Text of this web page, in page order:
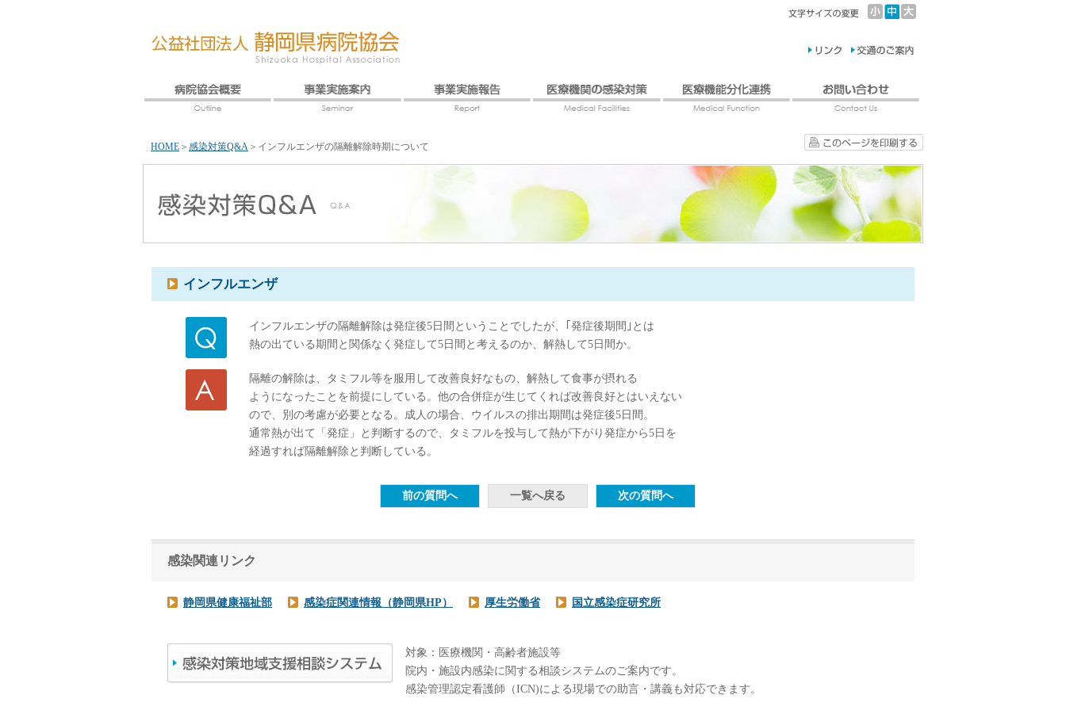
HOME ＞ 感染対策Q&A ＞ インフルエンザの隔離解除時期について
インフルエンザ
インフルエンザの隔離解除は発症後5日間ということでしたが、｢発症後期間｣とは
熱の出ている期間と関係なく発症して5日間と考えるのか、解熱して5日間か。
隔離の解除は、タミフル等を服用して改善良好なもの、解熱して食事が摂れる
ようになったことを前提にしている。他の合併症が生じてくれば改善良好とはいえない
ので、別の考慮が必要となる。成人の場合、ウイルスの排出期間は発症後5日間。
通常熱が出て「発症」と判断するので、タミフルを投与して熱が下がり発症から5日を
経過すれば隔離解除と判断している。
感染関連リンク
静岡県健康福祉部 感染症関連情報（静岡県HP） 厚生労働省 国立感染症研究所
対象：医療機関・高齢者施設等
院内・施設内感染に関する相談システムのご案内です。
感染管理認定看護師（ICN)による現場での助言・講義も対応できます。